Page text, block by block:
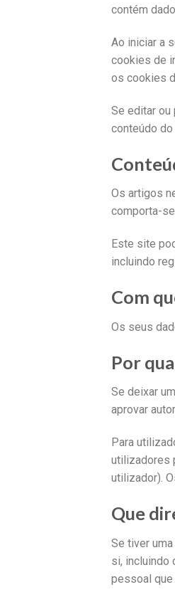
contém
Ao iniciar a
cookies de
os cookies
Se editar ou
conteúdo do
Os artigos
comporta-
Este site
incluindo
Com
Os seus
Por
Se deixar
aprovar
Para
utilizadores
utilizador).
Que
Se tiver
si, incluindo
pessoal que